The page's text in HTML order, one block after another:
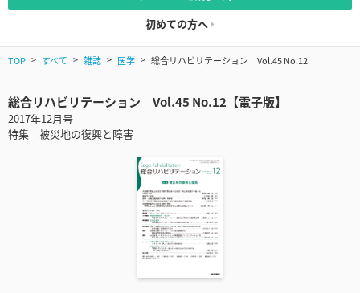
初めての方へ
TOP すべて 雑誌 医学 総合リハビリテーション Vol.45 No.12
総合リハビリテーション Vol.45 No.12【電子版】
2017年12月号
特集 被災地の復興と障害